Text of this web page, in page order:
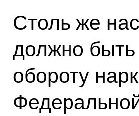
Столь же
должно быть
обороту